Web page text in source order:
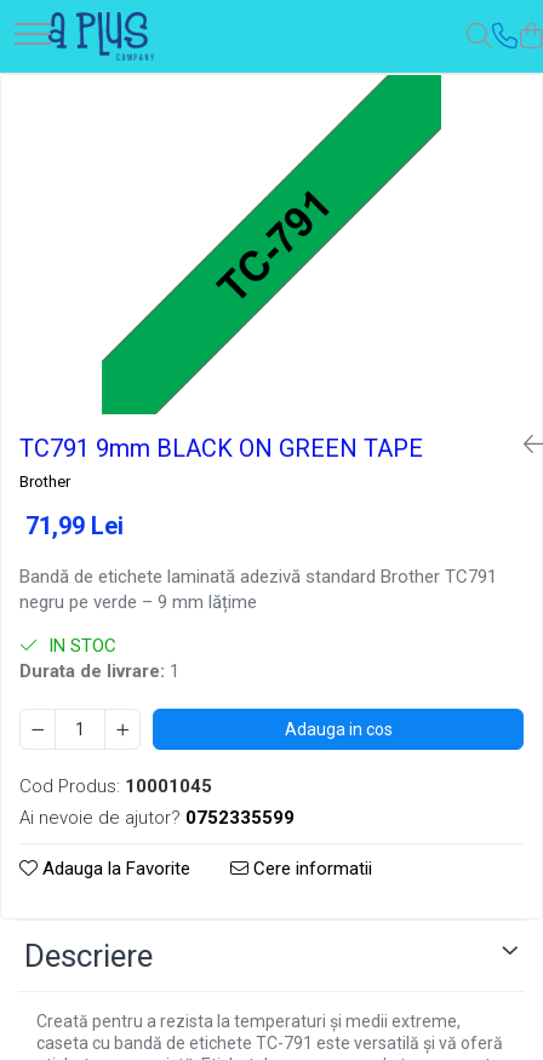
TC791 9mm BLACK ON GREEN TAPE
Brother
71,99 Lei
Bandă de etichete laminată adezivă standard Brother TC791
negru pe verde – 9 mm lățime
IN STOC
Durata de livrare: 1
Adauga in cos
Cod Produs: 10001045
Ai nevoie de ajutor? 0752335599
Adauga la Favorite Cere informatii
Descriere
Creată pentru a rezista la temperaturi și medii extreme,
caseta cu bandă de etichete TC-791 este versatilă și vă oferă